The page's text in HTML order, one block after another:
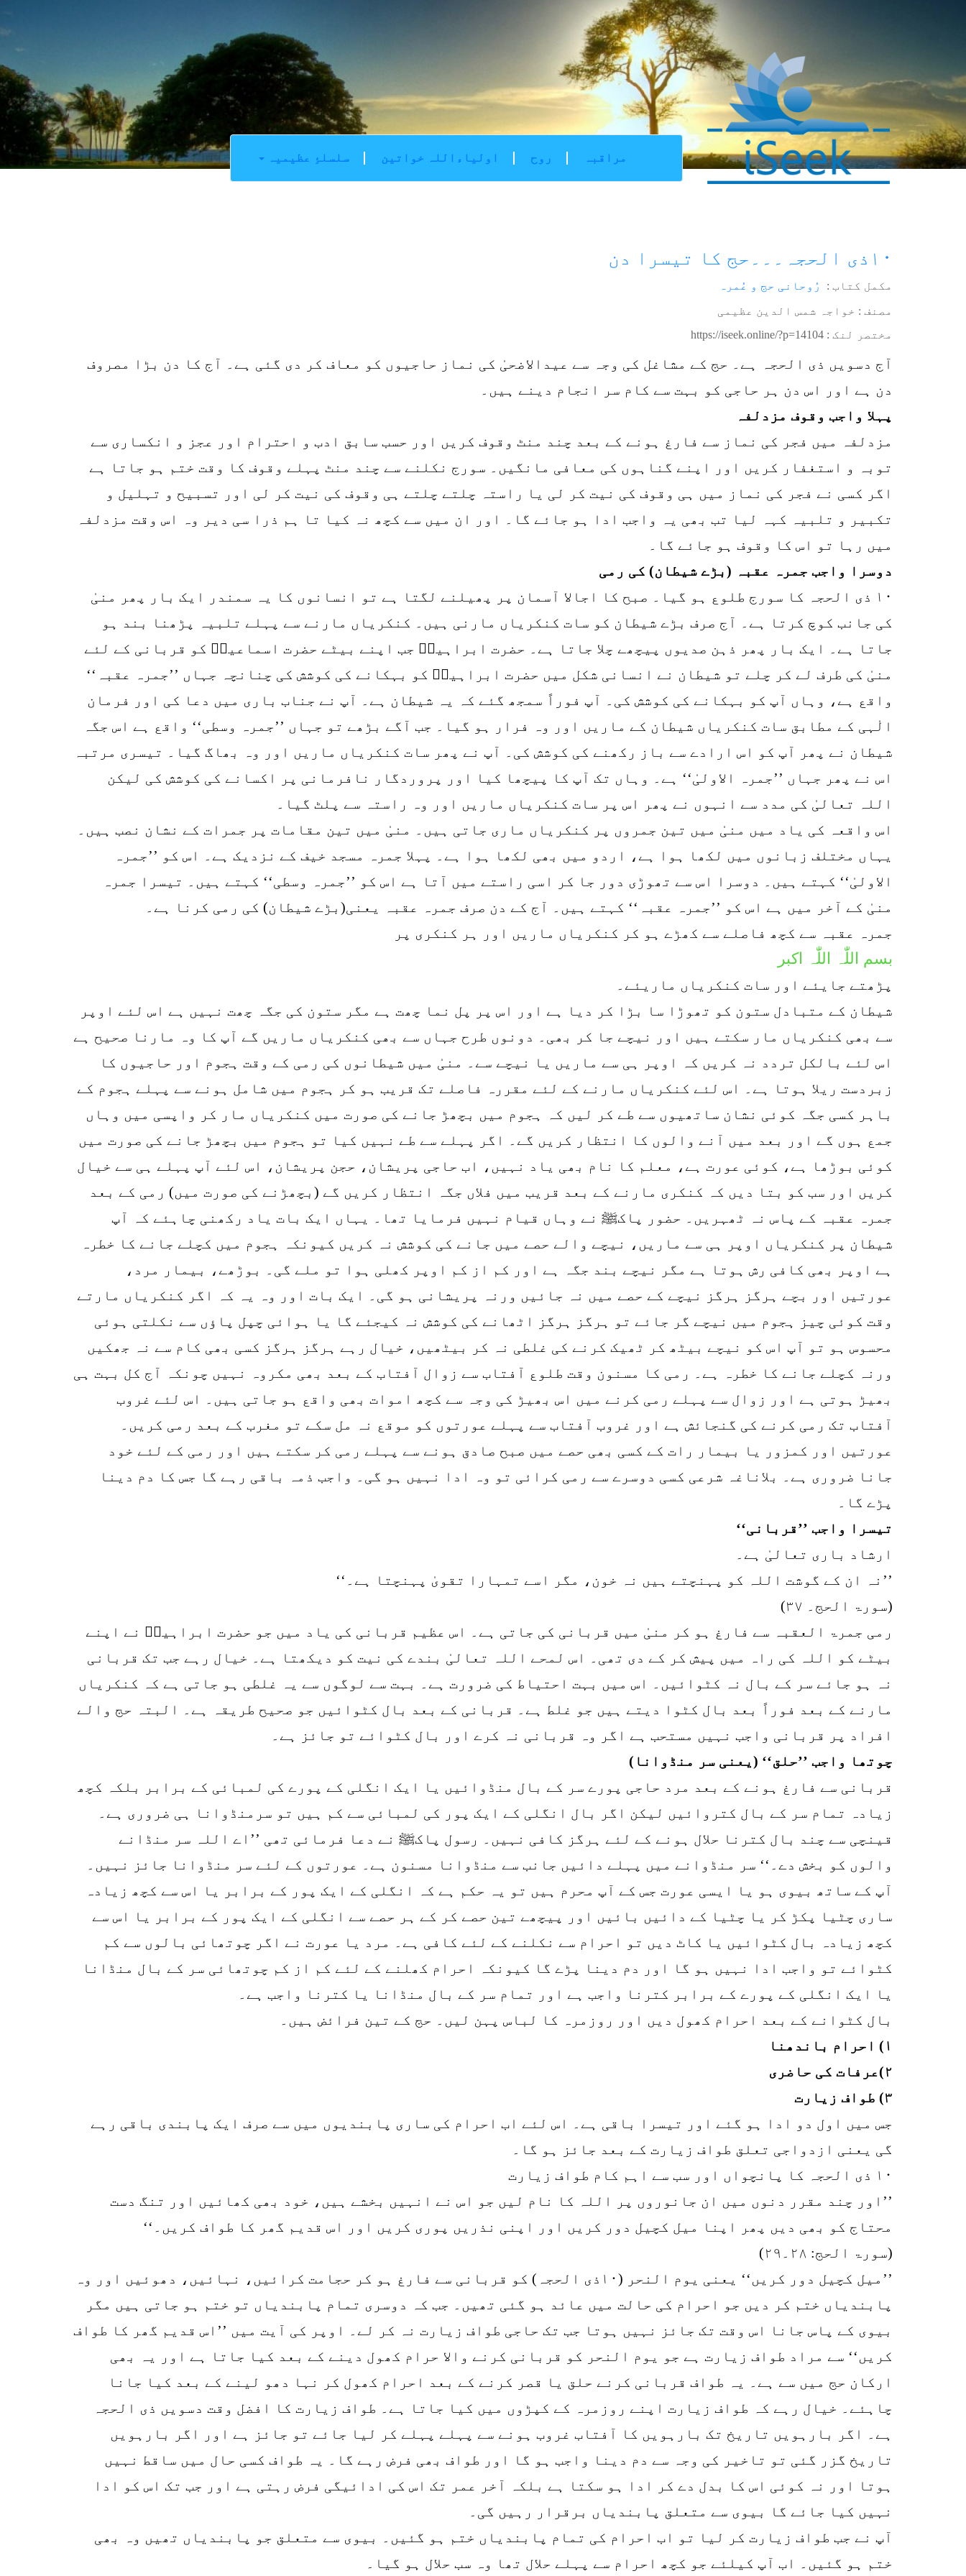
سلسلۂِ عظیمیہ اولیاءاللہ خواتین روح مراقبہ
۱۰ذی الحجہ۔۔۔حج کا تیسرا دن
مکمل کتاب : رُوحانی حج و عُمرہ
مصنف : خواجہ شمس الدین عظیمی
مختصر لنک : https://iseek.online/?p=14104
آج دسویں ذی الحجہ ہے۔ حج کے مشاغل کی وجہ سے عیدالاضحیٰ کی نماز حاجیوں کو معاف کر دی گئی ہے۔ آج کا دن بڑا مصروف
دن ہے اور اس دن ہر حاجی کو بہت سے کام سر انجام دینے ہیں۔
پہلا واجب وقوف مزدلفہ
مزدلفہ میں فجر کی نماز سے فارغ ہونے کے بعد چند منٹ وقوف کریں اور حسب سابق ادب و احترام اور عجز و انکساری سے
توبہ و استغفار کریں اور اپنے گناہوں کی معافی مانگیں۔ سورج نکلنے سے چند منٹ پہلے وقوف کا وقت ختم ہو جاتا ہے
اگر کسی نے فجر کی نماز میں ہی وقوف کی نیت کر لی یا راستہ چلتے چلتے ہی وقوف کی نیت کر لی اور تسبیح و تہلیل و
تکبیر و تلبیہ کہہ لیا تب بھی یہ واجب ادا ہو جائے گا۔ اور ان میں سے کچھ نہ کیا تا ہم ذرا سی دیر وہ اس وقت مزدلفہ
میں رہا تو اس کا وقوف ہو جائے گا۔
دوسرا واجب جمرہ عقبہ (بڑے شیطان) کی رمی
۱۰ ذی الحجہ کا سورج طلوع ہو گیا۔ صبح کا اجالا آسمان پر پھیلنے لگتا ہے تو انسانوں کا یہ سمندر ایک بار پھر منیٰ
کی جانب کوچ کرتا ہے۔ آج صرف بڑے شیطان کو سات کنکریاں مارنی ہیں۔ کنکریاں مارنے سے پہلے تلبیہ پڑھنا بند ہو
جاتا ہے۔ ایک بار پھر ذہن صدیوں پیچھے چلا جاتا ہے۔ حضرت ابراہیمؑ جب اپنے بیٹے حضرت اسماعیلؑ کو قربانی کے لئے
منیٰ کی طرف لے کر چلے تو شیطان نے انسانی شکل میں حضرت ابراہیمؑ کو بہکانے کی کوشش کی چنانچہ جہاں ’’جمرہ عقبہ‘‘
واقع ہے، وہاں آپ کو بہکانے کی کوشش کی۔ آپ فوراً سمجھ گئے کہ یہ شیطان ہے۔ آپ نے جناب باری میں دعا کی اور فرمان
الٰہی کے مطابق سات کنکریاں شیطان کے ماریں اور وہ فرار ہو گیا۔ جب آگے بڑھے تو جہاں ’’جمرہ وسطی‘‘ واقع ہے اس جگہ
شیطان نے پھر آپ کو اس ارادے سے باز رکھنے کی کوشش کی۔ آپ نے پھر سات کنکریاں ماریں اور وہ بھاگ گیا۔ تیسری مرتبہ
اس نے پھر جہاں ’’جمرہ الاولیٰ‘‘ ہے۔ وہاں تک آپ کا پیچھا کیا اور پروردگار نافرمانی پر اکسانے کی کوشش کی لیکن
اللہ تعالیٰ کی مدد سے انہوں نے پھر اس پر سات کنکریاں ماریں اور وہ راستہ سے پلٹ گیا۔
اس واقعہ کی یاد میں منیٰ میں تین جمروں پر کنکریاں ماری جاتی ہیں۔ منیٰ میں تین مقامات پر جمرات کے نشان نصب ہیں۔
یہاں مختلف زبانوں میں لکھا ہوا ہے، اردو میں بھی لکھا ہوا ہے۔ پہلا جمرہ مسجد خیف کے نزدیک ہے۔ اس کو ’’جمرہ
الاولیٰ‘‘ کہتے ہیں۔ دوسرا اس سے تھوڑی دور جا کر اسی راستے میں آتا ہے اس کو ’’جمرہ وسطی‘‘ کہتے ہیں۔ تیسرا جمرہ
منیٰ کے آخر میں ہے اس کو ’’جمرہ عقبہ‘‘ کہتے ہیں۔ آج کے دن صرف جمرہ عقبہ یعنی(بڑے شیطان) کی رمی کرنا ہے۔
جمرہ عقبہ سے کچھ فاصلے سے کھڑے ہو کر کنکریاں ماریں اور ہر کنکری پر
بسم اللّٰہ اللّٰہ اکبر
پڑھتے جایئے اور سات کنکریاں ماریئے۔
شیطان کے متبادل ستون کو تھوڑا سا بڑا کر دیا ہے اور اس پر پل نما چھت ہے مگر ستون کی جگہ چھت نہیں ہے اس لئے اوپر
سے بھی کنکریاں مار سکتے ہیں اور نیچے جا کر بھی۔ دونوں طرح جہاں سے بھی کنکریاں ماریں گے آپ کا وہ مارنا صحیح ہے
اس لئے بالکل تردد نہ کریں کہ اوپر ہی سے ماریں یا نیچے سے۔ منیٰ میں شیطانوں کی رمی کے وقت ہجوم اور حاجیوں کا
زبردست ریلا ہوتا ہے۔ اس لئے کنکریاں مارنے کے لئے مقررہ فاصلے تک قریب ہو کر ہجوم میں شامل ہونے سے پہلے ہجوم کے
باہر کسی جگہ کوئی نشان ساتھیوں سے طے کر لیں کہ ہجوم میں بچھڑ جانے کی صورت میں کنکریاں مار کر واپسی میں وہاں
جمع ہوں گے اور بعد میں آنے والوں کا انتظار کریں گے۔ اگر پہلے سے طے نہیں کیا تو ہجوم میں بچھڑ جانے کی صورت میں
کوئی بوڑھا ہے، کوئی عورت ہے، معلم کا نام بھی یاد نہیں، اب حاجی پریشان، حجن پریشان، اس لئے آپ پہلے ہی سے خیال
کریں اور سب کو بتا دیں کہ کنکری مارنے کے بعد قریب میں فلاں جگہ انتظار کریں گے (بچھڑنے کی صورت میں) رمی کے بعد
جمرہ عقبہ کے پاس نہ ٹھہریں۔ حضور پاکﷺ نے وہاں قیام نہیں فرمایا تھا۔ یہاں ایک بات یاد رکھنی چاہئے کہ آپ
شیطان پر کنکریاں اوپر ہی سے ماریں، نیچے والے حصے میں جانے کی کوشش نہ کریں کیونکہ ہجوم میں کچلے جانے کا خطرہ
ہے اوپر بھی کافی رش ہوتا ہے مگر نیچے بند جگہ ہے اور کم از کم اوپر کھلی ہوا تو ملے گی۔ بوڑھے، بیمار مرد،
عورتیں اور بچے ہرگز ہرگز نیچے کے حصے میں نہ جائیں ورنہ پریشانی ہو گی۔ ایک بات اور وہ یہ کہ اگر کنکریاں مارتے
وقت کوئی چیز ہجوم میں نیچے گر جائے تو ہرگز ہرگز اٹھانے کی کوشش نہ کیجئے گا یا ہوائی چپل پاؤں سے نکلتی ہوئی
محسوس ہو تو آپ اس کو نیچے بیٹھ کر ٹھیک کرنے کی غلطی نہ کر بیٹھیں، خیال رہے ہرگز ہرگز کسی بھی کام سے نہ جھکیں
ورنہ کچلے جانے کا خطرہ ہے۔ رمی کا مسنون وقت طلوع آفتاب سے زوال آفتاب کے بعد بھی مکروہ نہیں چونکہ آج کل بہت ہی
بھیڑ ہوتی ہے اور زوال سے پہلے رمی کرنے میں اس بھیڑ کی وجہ سے کچھ اموات بھی واقع ہو جاتی ہیں۔ اس لئے غروب
آفتاب تک رمی کرنے کی گنجائش ہے اور غروب آفتاب سے پہلے عورتوں کو موقع نہ مل سکے تو مغرب کے بعد رمی کریں۔
عورتیں اور کمزور یا بیمار رات کے کسی بھی حصے میں صبح صادق ہونے سے پہلے رمی کر سکتے ہیں اور رمی کے لئے خود
جانا ضروری ہے۔ بلاناغہ شرعی کسی دوسرے سے رمی کرائی تو وہ ادا نہیں ہو گی۔ واجب ذمہ باقی رہے گا جس کا دم دینا
پڑے گا۔
تیسرا واجب ’’قربانی‘‘
ارشاد باری تعالیٰ ہے۔
’’نہ ان کے گوشت اللہ کو پہنچتے ہیں نہ خون، مگر اسے تمہارا تقویٰ پہنچتا ہے۔‘‘
(سورۃ الحج۔ ۳۷)
رمی جمرۃ العقبہ سے فارغ ہو کر منیٰ میں قربانی کی جاتی ہے۔ اس عظیم قربانی کی یاد میں جو حضرت ابراہیمؑ نے اپنے
بیٹے کو اللہ کی راہ میں پیش کر کے دی تھی۔ اس لمحے اللہ تعالیٰ بندے کی نیت کو دیکھتا ہے۔ خیال رہے جب تک قربانی
نہ ہو جائے سر کے بال نہ کٹوائیں۔ اس میں بہت احتیاط کی ضرورت ہے۔ بہت سے لوگوں سے یہ غلطی ہو جاتی ہے کہ کنکریاں
مارنے کے بعد فوراً بعد بال کٹوا دیتے ہیں جو غلط ہے۔ قربانی کے بعد بال کٹوائیں جو صحیح طریقہ ہے۔ البتہ حج والے
افراد پر قربانی واجب نہیں مستحب ہے اگر وہ قربانی نہ کرے اور بال کٹوائے تو جائز ہے۔
چوتھا واجب ’’حلق‘‘ (یعنی سر منڈوانا)
قربانی سے فارغ ہونے کے بعد مرد حاجی پورے سر کے بال منڈوائیں یا ایک انگلی کے پورے کی لمبائی کے برابر بلکہ کچھ
زیادہ تمام سر کے بال کتروائیں لیکن اگر بال انگلی کے ایک پور کی لمبائی سے کم ہیں تو سرمنڈوانا ہی ضروری ہے۔
قینچی سے چند بال کترنا حلال ہونے کے لئے ہرگز کافی نہیں۔ رسول پاکﷺ نے دعا فرمائی تھی ’’اے اللہ سر منڈانے
والوں کو بخش دے۔‘‘ سر منڈوانے میں پہلے دائیں جانب سے منڈوانا مسنون ہے۔ عورتوں کے لئے سر منڈوانا جائز نہیں۔
آپ کے ساتھ بیوی ہو یا ایسی عورت جس کے آپ محرم ہیں تو یہ حکم ہے کہ انگلی کے ایک پور کے برابر یا اس سے کچھ زیادہ
ساری چٹیا پکڑ کر یا چٹیا کے دائیں بائیں اور پیچھے تین حصے کر کے ہر حصے سے انگلی کے ایک پور کے برابر یا اس سے
کچھ زیادہ بال کٹوائیں یا کاٹ دیں تو احرام سے نکلنے کے لئے کافی ہے۔ مرد یا عورت نے اگر چوتھائی بالوں سے کم
کٹوائے تو واجب ادا نہیں ہو گا اور دم دینا پڑے گا کیونکہ احرام کھلنے کے لئے کم از کم چوتھائی سر کے بال منڈانا
یا ایک انگلی کے پورے کے برابر کترنا واجب ہے اور تمام سر کے بال منڈانا یا کترنا واجب ہے۔
بال کٹوانے کے بعد احرام کھول دیں اور روزمرہ کا لباس پہن لیں۔ حج کے تین فرائض ہیں۔
۱) احرام باندھنا
۲)عرفات کی حاضری
۳) طواف زیارت
جس میں اول دو ادا ہو گئے اور تیسرا باقی ہے۔ اس لئے اب احرام کی ساری پابندیوں میں سے صرف ایک پابندی باقی رہے
گی یعنی ازدواجی تعلق طواف زیارت کے بعد جائز ہو گا۔
۱۰ ذی الحجہ کا پانچواں اور سب سے اہم کام طواف زیارت
’’اور چند مقرر دنوں میں ان جانوروں پر اللہ کا نام لیں جو اس نے انہیں بخشے ہیں، خود بھی کھائیں اور تنگ دست
محتاج کو بھی دیں پھر اپنا میل کچیل دور کریں اور اپنی نذریں پوری کریں اور اس قدیم گھر کا طواف کریں۔‘‘
(سورۃ الحج: ۲۸۔۲۹)
’’میل کچیل دور کریں‘‘ یعنی یوم النحر (۱۰ذی الحجہ) کو قربانی سے فارغ ہو کر حجامت کرائیں، نہائیں، دھوئیں اور وہ
پابندیاں ختم کر دیں جو احرام کی حالت میں عائد ہو گئی تھیں۔ جب کہ دوسری تمام پابندیاں تو ختم ہو جاتی ہیں مگر
بیوی کے پاس جانا اس وقت تک جائز نہیں ہوتا جب تک حاجی طواف زیارت نہ کر لے۔ اوپر کی آیت میں ’’اس قدیم گھر کا طواف
کریں‘‘ سے مراد طواف زیارت ہے جو یوم النحر کو قربانی کرنے والا حرام کھول دینے کے بعد کیا جاتا ہے اور یہ بھی
ارکان حج میں سے ہے۔ یہ طواف قربانی کرنے حلق یا قصر کرنے کے بعد احرام کھول کر نہا دھو لینے کے بعد کیا جانا
چاہئے۔ خیال رہے کہ طواف زیارت اپنے روزمرہ کے کپڑوں میں کیا جاتا ہے۔ طواف زیارت کا افضل وقت دسویں ذی الحجہ
ہے۔ اگر بارہویں تاریخ تک بارہویں کا آفتاب غروب ہونے سے پہلے پہلے کر لیا جائے تو جائز ہے اور اگر بارہویں
تاریخ گزر گئی تو تاخیر کی وجہ سے دم دینا واجب ہو گا اور طواف بھی فرض رہے گا۔ یہ طواف کسی حال میں ساقط نہیں
ہوتا اور نہ کوئی اس کا بدل دے کر ادا ہو سکتا ہے بلکہ آخر عمر تک اس کی ادائیگی فرض رہتی ہے اور جب تک اس کو ادا
نہیں کیا جائے گا بیوی سے متعلق پابندیاں برقرار رہیں گی۔
آپ نے جب طواف زیارت کر لیا تو اب احرام کی تمام پابندیاں ختم ہو گئیں۔ بیوی سے متعلق جو پابندیاں تھیں وہ بھی
ختم ہو گئیں۔ اب آپ کیلئے جو کچھ احرام سے پہلے حلال تھا وہ سب حلال ہو گیا۔